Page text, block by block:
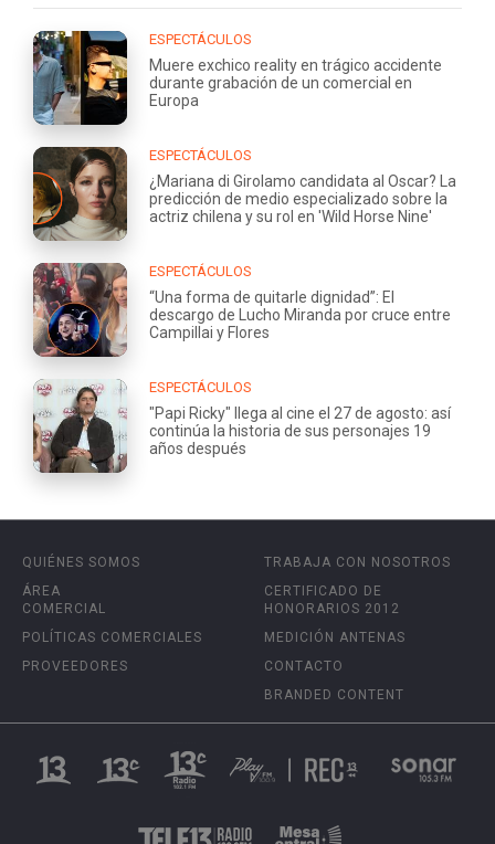
ESPECTÁCULOS
Muere exchico reality en trágico accidente
durante grabación de un comercial en
Europa
ESPECTÁCULOS
¿Mariana di Girolamo candidata al Oscar? La
predicción de medio especializado sobre la
actriz chilena y su rol en 'Wild Horse Nine'
ESPECTÁCULOS
“Una forma de quitarle dignidad”: El
descargo de Lucho Miranda por cruce entre
Campillai y Flores
ESPECTÁCULOS
"Papi Ricky" llega al cine el 27 de agosto: así
continúa la historia de sus personajes 19
años después
QUIÉNES SOMOS
ÁREA
COMERCIAL
POLÍTICAS COMERCIALES
PROVEEDORES
TRABAJA CON NOSOTROS
CERTIFICADO DE
HONORARIOS 2012
MEDICIÓN ANTENAS
CONTACTO
BRANDED CONTENT